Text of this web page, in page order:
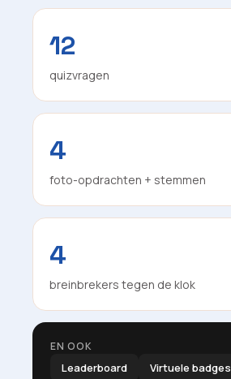
12
quizvragen
4
foto-opdrachten + stemmen
4
breinbrekers tegen de klok
EN OOK
Leaderboard Virtuele badges